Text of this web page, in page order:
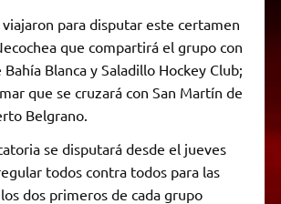
para disputar este certamen
que compartirá el grupo con
Bahía Blanca y Saladillo Hockey Club;
que se cruzará con San Martín de
Belgrano.
se disputará desde el jueves
todos contra todos para las
dos primeros de cada grupo